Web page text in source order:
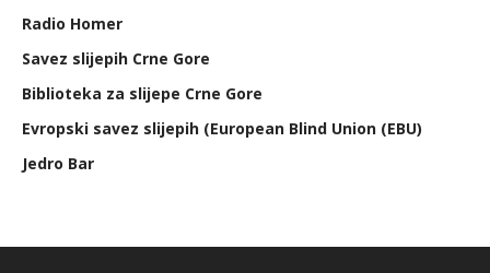
Radio Homer
Savez slijepih Crne Gore
Biblioteka za slijepe Crne Gore
Evropski savez slijepih (European Blind Union (EBU)
Jedro Bar